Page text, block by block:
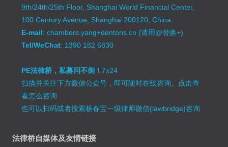
9th/24th/25th Floor, Shanghai World Financial Center,
100 Century Avenue, Shanghai 200120, China
E-mail: chambers.yang+dentons.cn (请用@替换+)
Tel/WeChat: 1390 182 6830
PE法律桥，私募问不倒！7x24
扫描并关注下方微信公众号，即可随时在线咨询。 点击查
看怎么咨询
也可以扫码或者搜索杨春宝一级律师微信(lawbridge)咨询
法律桥自媒体及友情链接